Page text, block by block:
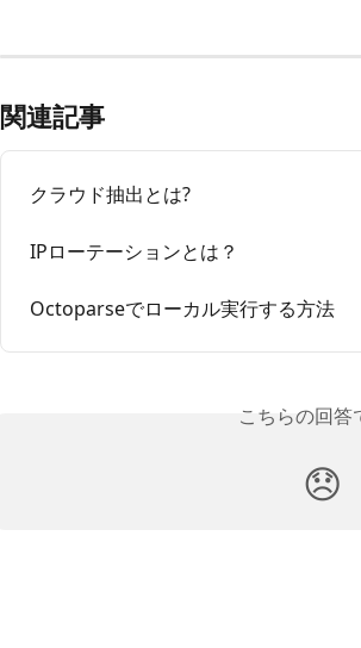
関連記事
クラウド抽出とは?
IPローテーションとは？
Octoparseでローカル実行する方法
こちらの回答
😞